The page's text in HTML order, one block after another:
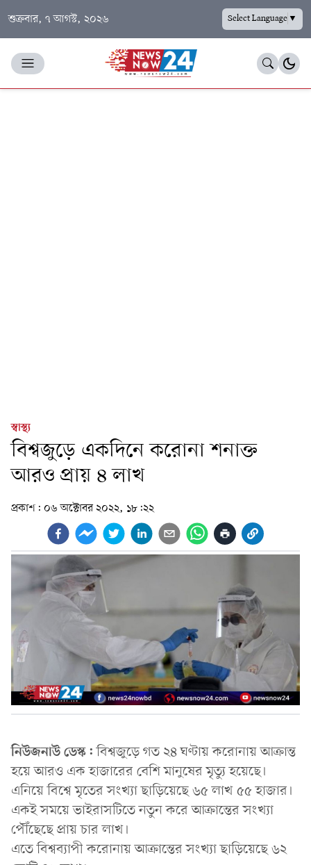
শুক্রবার, ৭ আগস্ট, ২০২৬ Select Language▼
স্বাস্থ্য
বিশ্বজুড়ে একদিনে করোনা শনাক্ত
আরও প্রায় ৪ লাখ
প্রকাশ: ০৬ অক্টোবর ২০২২, ১৮:২২
নিউজনাউ ডেস্ক:বিশ্বজুড়ে গত ২৪ ঘণ্টায় করোনায় আক্রান্ত
হয়ে আরও এক হাজারের বেশি মানুষের মৃত্যু হয়েছে।
এনিয়ে বিশ্বে মৃতের সংখ্যা ছাড়িয়েছে ৬৫ লাখ ৫৫ হাজার।
একই সময়ে ভাইরাসটিতে নতুন করে আক্রান্তের সংখ্যা
পৌঁছেছে প্রায় চার লাখ।
এতে বিশ্বব্যাপী করোনায় আক্রান্তের সংখ্যা ছাড়িয়েছে ৬২